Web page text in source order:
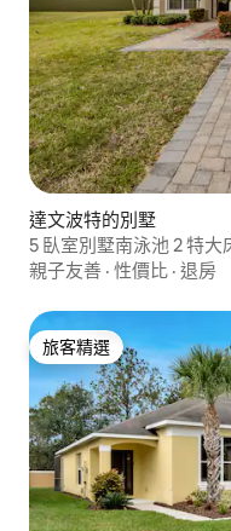
達文波特的別墅
5 臥室別墅南泳池 2 特大
親子友善 · 性價比 · 退房
旅客精選
旅客精選